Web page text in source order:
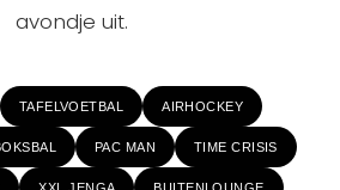
avondje uit.
TAFELVOETBAL AIRHOCKEY
PAC MAN TIME CRISIS